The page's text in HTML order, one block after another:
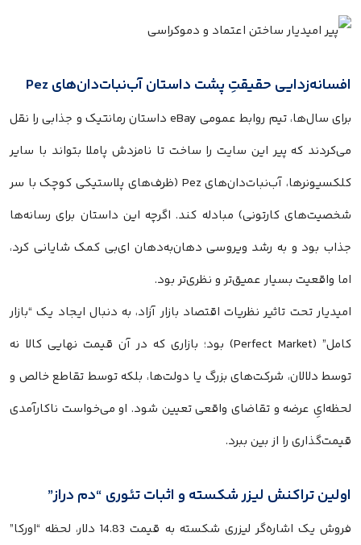
افسانه‌زدایی حقیقتِ پشت داستان آب‌نبات‌دان‌های Pez
برای سال‌ها، تیم روابط عمومی eBay داستان رمانتیک و جذابی را نقل
می‌کردند که پیر این سایت را ساخت تا نامزدش پاملا بتواند با سایر
کلکسیونرها، آب‌نبات‌دان‌های Pez (ظرف‌های پلاستیکی کوچک با سر
شخصیت‌های کارتونی) مبادله کند. اگرچه این داستان برای رسانه‌ها
جذاب بود و به رشد ویروسی دهان‌به‌دهان ای‌بی کمک شایانی کرد،
اما واقعیت بسیار عمیق‌تر و نظری‌تر بود.
امیدیار تحت تاثیر نظریات اقتصاد بازار آزاد، به دنبال ایجاد یک “بازار
کامل” (Perfect Market) بود؛ بازاری که در آن قیمت نهایی کالا نه
توسط دلالان، شرکت‌های بزرگ یا دولت‌ها، بلکه توسط تقاطع خالص و
لحظه‌ایِ عرضه و تقاضای واقعی تعیین شود. او می‌خواست ناکارآمدی
قیمت‌گذاری را از بین ببرد.
اولین تراکنش لیزر شکسته و اثبات تئوری “دم دراز”
فروش یک اشاره‌گر لیزری شکسته به قیمت 14.83 دلار، لحظه “اورکا”